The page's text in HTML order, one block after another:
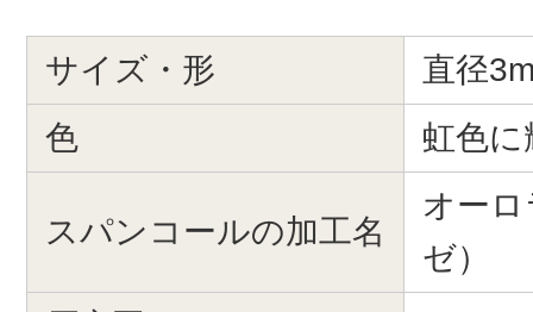
サイズ・形
直径
色
虹色に
スパンコールの加工名
オー
ゼ）